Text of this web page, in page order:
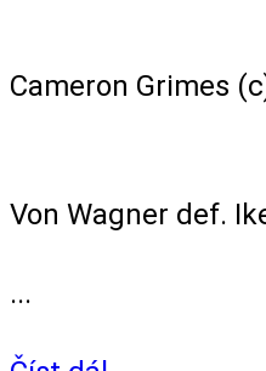
Cameron Grimes
Von Wagner def.
...